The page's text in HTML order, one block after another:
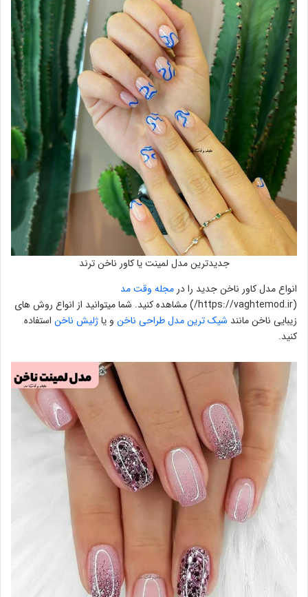
جدیدترین مدل لمینت یا کاور ناخن ترند
انواع مدل کاور ناخن جدید را در مجله وقت مد
(https://vaghtemod.ir/) مشاهده کنید. شما میتوانید از انواع روش های
زیبایی ناخن مانند شیک ترین مدل طراحی ناخن و یاژلیش ناخن استفاده
کنید.